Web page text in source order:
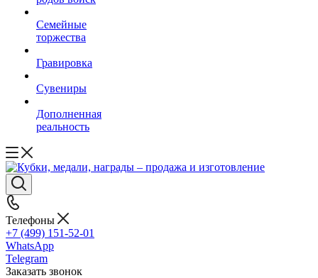
Семейные
торжества
Гравировка
Сувениры
Дополненная
реальность
Телефоны
+7 (499) 151-52-01
WhatsApp
Telegram
Заказать звонок